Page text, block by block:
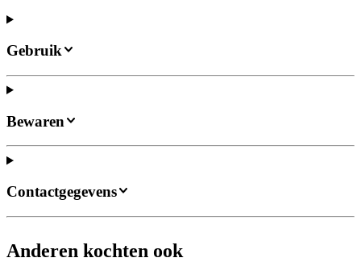
Gebruik
Bewaren
Contactgegevens
Anderen kochten ook